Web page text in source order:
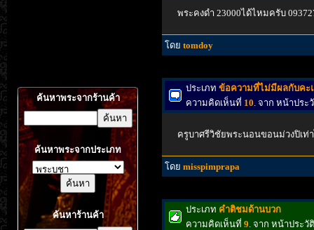
ค้นหาพระจากร้านค้า
ค้นหาพระจากประเภท
ค้นหาร้านค้า
พระคงดำ 23000ได้ไหมครับ
โดย tomdoy
ประเภท ข้อความที่ไม่มีผลกับคะ
ความคิดเห็นที่ 10. จาก หน้าประ
ครูบาศรีวิชัยพระนอนขอนม่วงปิเท่
โดย misspimprapa
ประเภท คำติชมด้านบวก
ความคิดเห็นที่ 9. จาก หน้าประ